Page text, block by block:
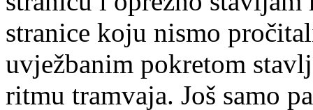
stranice koju nismo
uvježbanim pokretom
ritmu tramvaja. Još samo